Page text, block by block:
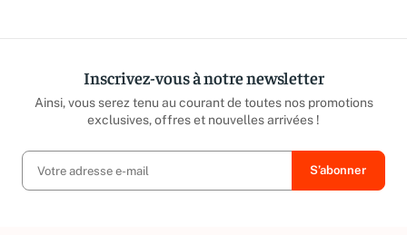
Inscrivez-vous à notre newsletter
Ainsi, vous serez tenu au courant de toutes nos promotions
exclusives, offres et nouvelles arrivées !